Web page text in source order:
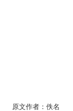
原文作者：佚名